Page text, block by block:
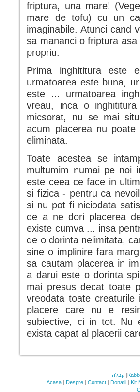
friptura, una mare!
mare de tofu) cu un
imaginabile. Atunci cand
sa mananci o friptura
propriu.
Prima inghititura este
urmatoarea este buna,
este ... urmatoarea
vreau, inca o
micsorat, nu se mai
acum placerea nu
eliminata.
Toate acestea se
multumim numai pe noi
este ceea ce face in
si fizica - pentru ca
si nu pot fi niciodata
de a ne dori placerea
existe cumva ... insa
de o dorinta nelimitata,
sine o implinire fara
sa cautam placerea in
a darui este o dorinta
mai presus decat toate
vreodata toate
placere care nu e
subiective, ci in tot. Nu
exista capat al placerii
קבלה
Acasa
Despre |Contact Donatii
Kit